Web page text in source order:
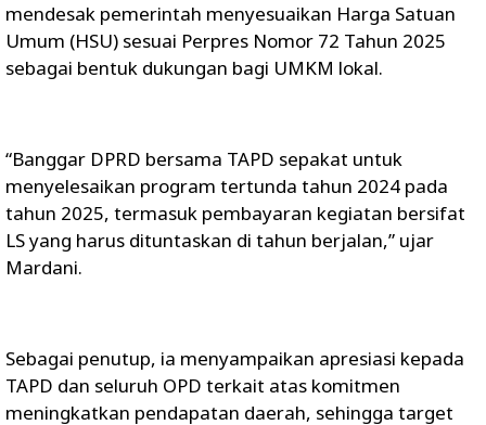
mendesak pemerintah menyesuaikan Harga Satuan
Umum (HSU) sesuai Perpres Nomor 72 Tahun 2025
sebagai bentuk dukungan bagi UMKM lokal.
“Banggar DPRD bersama TAPD sepakat untuk
menyelesaikan program tertunda tahun 2024 pada
tahun 2025, termasuk pembayaran kegiatan bersifat
LS yang harus dituntaskan di tahun berjalan,” ujar
Mardani.
Sebagai penutup, ia menyampaikan apresiasi kepada
TAPD dan seluruh OPD terkait atas komitmen
meningkatkan pendapatan daerah, sehingga target